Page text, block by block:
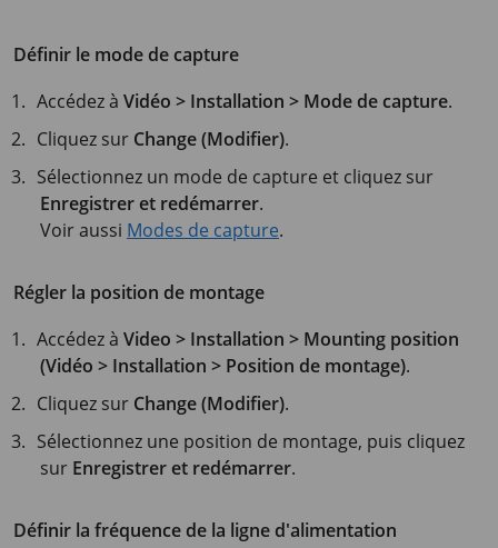
Définir le mode de capture
Accédez àVidéo > Installation > Mode de capture.
Cliquez sur Change (Modifier).
Sélectionnez un mode de capture et cliquez sur
Enregistrer et redémarrer.
Voir aussi Modes de capture.
Régler la position de montage
Accédez àVideo > Installation > Mounting position
(Vidéo > Installation > Position de montage).
Cliquez sur Change (Modifier).
Sélectionnez une position de montage, puis cliquez
sur Enregistrer et redémarrer.
Définir la fréquence de la ligne d'alimentation